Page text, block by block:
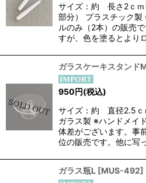
サイズ：約 長さ2ｃｍ
部分） プラスチック
ルのみ（2本）の販売
すが、色を塗るとより
ガラスケーキスタンド
950円(税込)
サイズ：約 直径2.5ｃ
ガラス製 ※ハンドメイ
体差がございます。事
位の販売です。他に写
ガラス瓶L [MUS-492]